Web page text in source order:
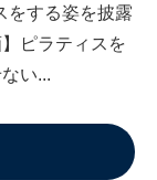
をする姿を披露
ピラティスを
い...